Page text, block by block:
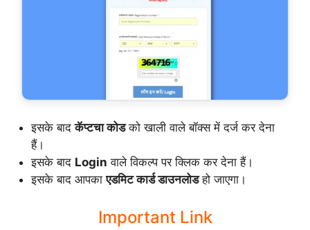
इसके बादकॅप्टचा कोडको खाली वाले बॉक्स में दर्ज कर देना
हैं।
इसके बाद Login वाले विकल्प पर क्लिक कर देना हैं।
इसके बाद आपकाएडमिट कार्ड डाउनलोडहो जाएगा।
Important Link